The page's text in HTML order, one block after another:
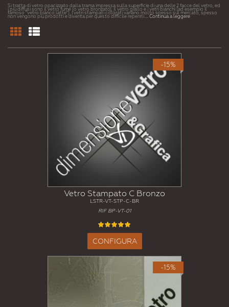
Si tratta di vetro opacizzato dalla trama impressa sulla superficie di una delle 2 facce del vetro, ed
i più diffusi sono il vetro fumè (o vetro bronzato), il vetro giallo e i vetri bianchi (ad esempio il
famoso "vetro bianco latte"). I vetri stampati colorati variano molto spesso sul mercato, spesso
non vengono più prodotti e diventa per questo difficile reperirli. ... Continua a leggere
-15%
Vetro Stampato C Bronzo
LSTR-VT-STP-C-BR
RIF BP-VT-01
CONFIGURA
-15%